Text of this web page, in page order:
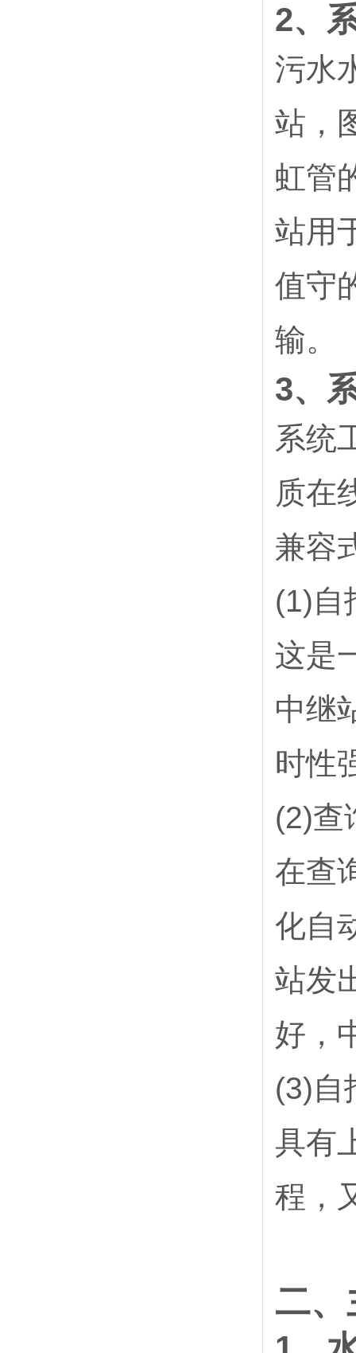
2、
污水
站，
虹管
站用
值守
输。
3、
系统
质在
兼容
(1)自
这是
中继
时性
(2)查
在查
化自
站发
好，
(3)自
具有
程，
二